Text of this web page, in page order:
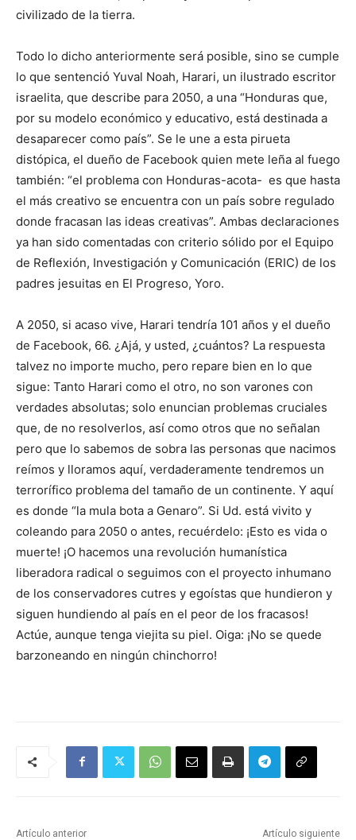
civilizado de la tierra.
Todo lo dicho anteriormente será posible, sino se cumple
lo que sentenció Yuval Noah, Harari, un ilustrado escritor
israelita, que describe para 2050, a una “Honduras que,
por su modelo económico y educativo, está destinada a
desaparecer como país”. Se le une a esta pirueta
distópica, el dueño de Facebook quien mete leña al fuego
también: “el problema con Honduras-acota- es que hasta
el más creativo se encuentra con un país sobre regulado
donde fracasan las ideas creativas”. Ambas declaraciones
ya han sido comentadas con criterio sólido por el Equipo
de Reflexión, Investigación y Comunicación (ERIC) de los
padres jesuitas en El Progreso, Yoro.
A 2050, si acaso vive, Harari tendría 101 años y el dueño
de Facebook, 66. ¿Ajá, y usted, ¿cuántos? La respuesta
talvez no importe mucho, pero repare bien en lo que
sigue: Tanto Harari como el otro, no son varones con
verdades absolutas; solo enuncian problemas cruciales
que, de no resolverlos, así como otros que no señalan
pero que lo sabemos de sobra las personas que nacimos
reímos y lloramos aquí, verdaderamente tendremos un
terrorífico problema del tamaño de un continente. Y aquí
es donde “la mula bota a Genaro”. Si Ud. está vivito y
coleando para 2050 o antes, recuérdelo: ¡Esto es vida o
muerte! ¡O hacemos una revolución humanística
liberadora radical o seguimos con el proyecto inhumano
de los conservadores cutres y egoístas que hundieron y
siguen hundiendo al país en el peor de los fracasos!
Actúe, aunque tenga viejita su piel. Oiga: ¡No se quede
barzoneando en ningún chinchorro!
Artículo anterior Artículo siguiente